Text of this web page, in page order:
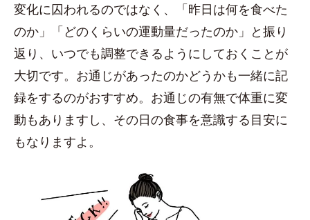
変化に囚われるのではなく、「昨日は何を食べた
のか」「どのくらいの運動量だったのか」と振り
返り、いつでも調整できるようにしておくことが
大切です。お通じがあったのかどうかも一緒に記
録をするのがおすすめ。お通じの有無で体重に変
動もありますし、その日の食事を意識する目安に
もなりますよ。